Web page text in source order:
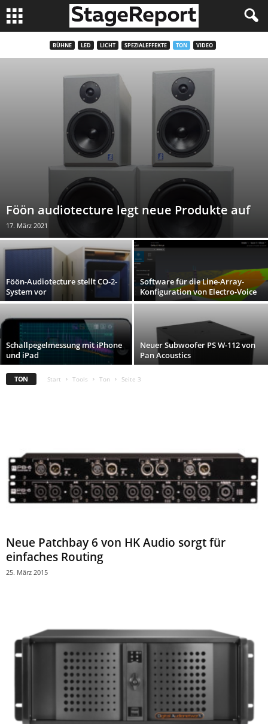
BÜHNE LED LICHT SPEZIALEFFEKTE TON VIDEO
Föön audiotecture legt neue Produkte auf
17. März 2021
Föön-Audiotecture stellt CO-2-
System vor
Software für die Line-Array-
Konfiguration von Electro-Voice
Schallpegelmessung mit iPhone
und iPad
Neuer Subwoofer PS W-112 von
Pan Acoustics
TON Start Tools Ton Seite 3
Neue Patchbay 6 von HK Audio sorgt für
einfaches Routing
25. März 2015